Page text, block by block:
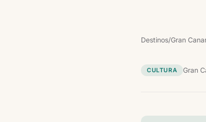
Destinos/Gran
CULTURA Gran